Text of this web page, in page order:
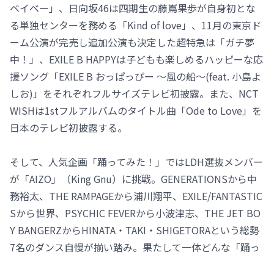
ベイベー」、日向坂46は四期生の藤嶌果歩が自身初とな
る単独センターを務める「Kind of love」、11月の東京ド
ーム公演が完売し追加公演も決定した超特急は「ガチ夢
中！」、EXILE B HAPPYは子どもも楽しめるハッピーな応
援ソング「EXILE B おっぱっぴー ～風の船～(feat. 小島よ
しお)」をそれぞれフルサイズテレビ初披露。また、NCT
WISHは1stフルアルバムのタイトル曲「Ode to Love」を
日本のテレビ初披露する。
そして、人気企画「踊ってみた！」ではLDH選抜メンバー
が「AIZO」（King Gnu）に挑戦。GENERATIONSから中
務裕太、THE RAMPAGEから浦川翔平、EXILE/FANTASTIC
Sから世界、PSYCHIC FEVERから小波津志、THE JET BO
Y BANGERZからHINATA・TAKI・SHIGETORAという総勢
7名のダンス自慢が揃い踏み。果たして一体どんな「踊っ